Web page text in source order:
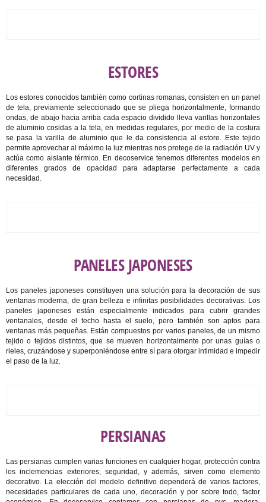
ESTORES
Los estores conocidos también como cortinas romanas, consisten en un panel
de tela, previamente seleccionado que se pliega horizontalmente, formando
ondas, de abajo hacia arriba cada espacio dividido lleva varillas horizontales
de aluminio cosidas a la tela, en medidas regulares, por medio de la costura
se pasa la varilla de aluminio que le da consistencia al estore. Este tejido
permite aprovechar al máximo la luz mientras nos protege de la radiación UV y
actúa como aislante térmico. En decoservice tenemos diferentes modelos en
diferentes grados de opacidad para adaptarse perfectamente a cada
necesidad.
PANELES JAPONESES
Los paneles japoneses constituyen una solución para la decoración de sus
ventanas moderna, de gran belleza e infinitas posibilidades decorativas. Los
paneles japoneses están especialmente indicados para cubrir grandes
ventanales, desde el techo hasta el suelo, pero también son aptos para
ventanas más pequeñas. Están compuestos por varios paneles, de un mismo
tejido o tejidos distintos, que se mueven horizontalmente por unas guías o
rieles, cruzándose y superponiéndose entre sí para otorgar intimidad e impedir
el paso de la luz.
PERSIANAS
Las persianas cumplen varias funciones en cualquier hogar, protección contra
los inclemencias exteriores, seguridad, y además, sirven como elemento
decorativo. La elección del modelo definitivo dependerá de varios factores,
necesidades particulares de cada uno, decoración y por sobre todo, factor